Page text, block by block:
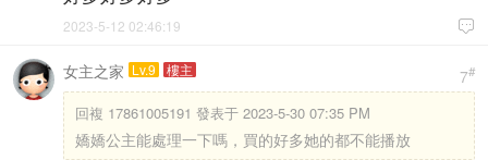

2023-5-12 02:46:19
7#
女主之家 Lv.9 樓主
回複 17861005191 發表于 2023-5-30 07:35 PM
嬌嬌公主能處理一下嗎，買的好多她的都不能播放